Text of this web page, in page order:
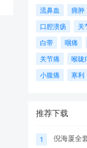
流鼻血
痈肿
口腔溃疡
关
白带
咽痛
关节痛
喉咙
小腹痛
寒利
推荐下载
1 倪海厦全